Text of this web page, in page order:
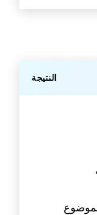
النتيجة
الموضوع